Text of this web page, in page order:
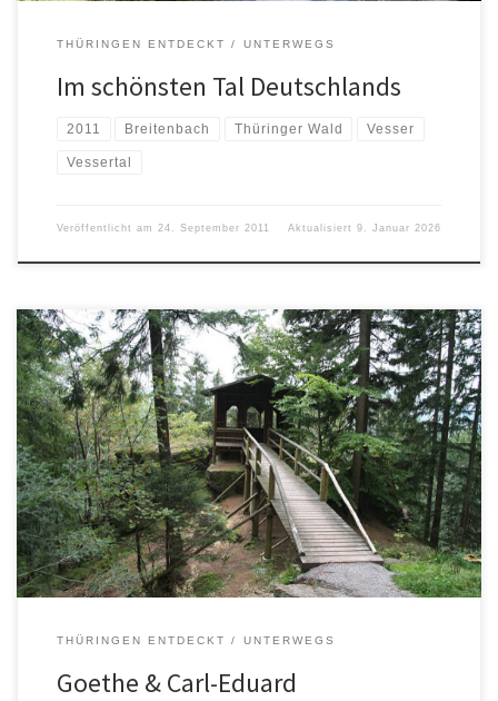
THÜRINGEN ENTDECKT UNTERWEGS
Im schönsten Tal Deutschlands
2011 Breitenbach Thüringer Wald Vesser
Vessertal
Veröffentlicht am 24. September 2011 Aktualisiert 9. Januar 2026
THÜRINGEN ENTDECKT UNTERWEGS
Goethe & Carl-Eduard